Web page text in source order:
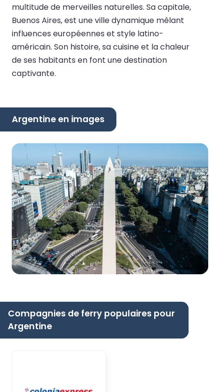
multitude de merveilles naturelles. Sa capitale,
Buenos Aires, est une ville dynamique mêlant
influences européennes et style latino-
américain. Son histoire, sa cuisine et la chaleur
de ses habitants en font une destination
captivante.
Argentine en images
Compagnies de ferry populaires pour
Argentine